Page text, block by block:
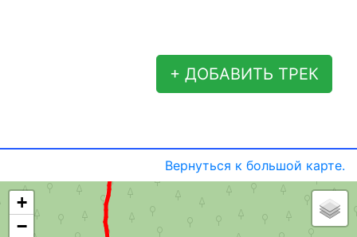
+ ДОБАВИТЬ ТРЕК
Вернуться к большой карте.
+
−